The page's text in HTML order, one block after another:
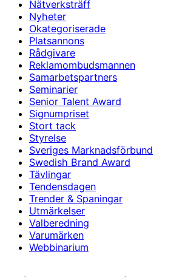
Nätverksträff
Nyheter
Okategoriserade
Platsannons
Rådgivare
Reklamombudsmannen
Samarbetspartners
Seminarier
Senior Talent Award
Signumpriset
Stort tack
Styrelse
Sveriges Marknadsförbund
Swedish Brand Award
Tävlingar
Tendensdagen
Trender & Spaningar
Utmärkelser
Valberedning
Varumärken
Webbinarium